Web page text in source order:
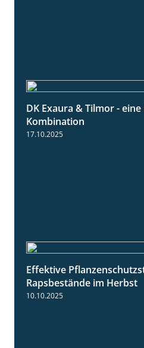
DK Exaura & Tilmor - eine
Kombination
17.10.2025
Effektive
Rapsbestände im Herbst
10.10.2025